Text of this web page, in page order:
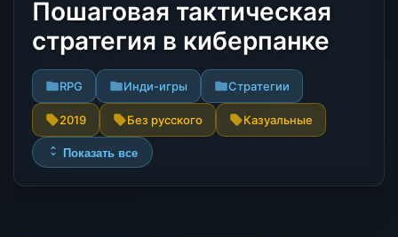
Пошаговая тактическая
стратегия в киберпанке
RPG Инди-игры Стратегии
2019 Без русского Казуальные
Показать все